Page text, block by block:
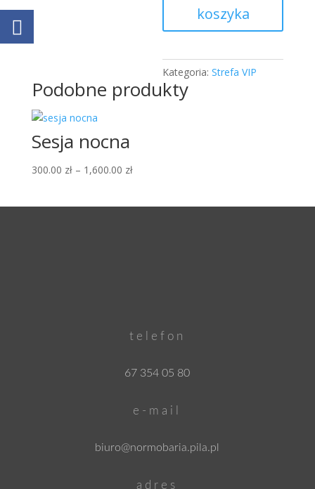
koszyka
Kategoria:Strefa VIP
Podobne produkty
Sesja nocna
300.00 zł – 1,600.00 złZakres
telefon
67 354 05 80
e-mail
biuro@normobaria.pila.pl
adres